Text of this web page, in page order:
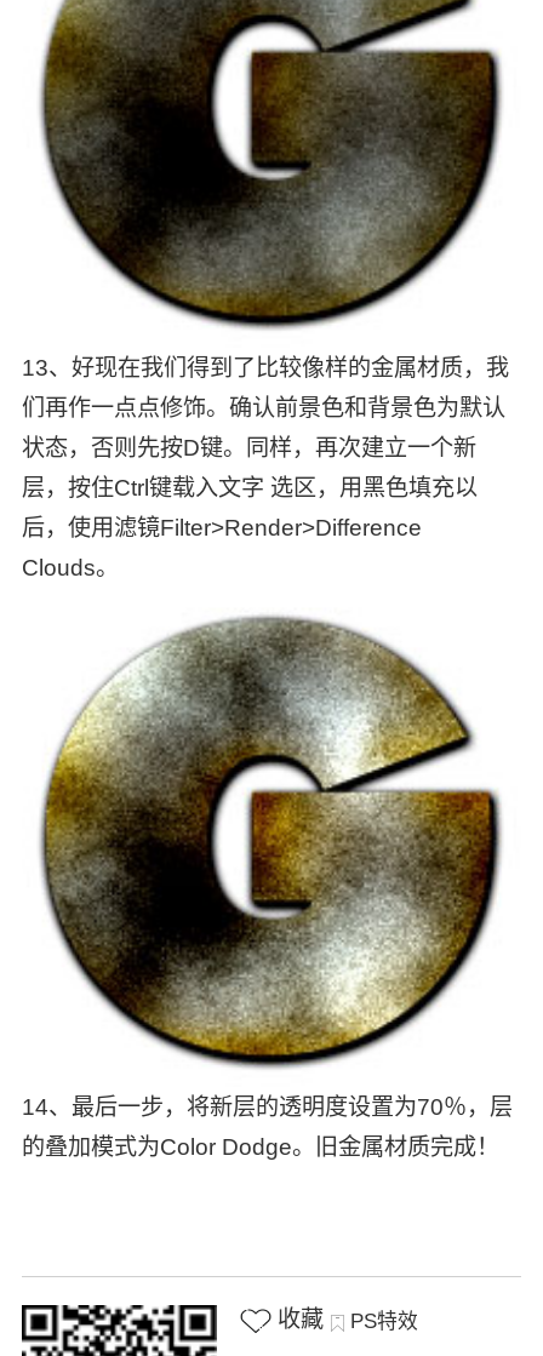
13、好现在我们得到了比较像样的金属材质，我
们再作一点点修饰。确认前景色和背景色为默认
状态，否则先按D键。同样，再次建立一个新
层，按住Ctrl键载入文字 选区，用黑色填充以
后，使用滤镜Filter>Render>Difference
Clouds。
14、最后一步，将新层的透明度设置为70％，层
的叠加模式为Color Dodge。旧金属材质完成！
收藏 PS特效